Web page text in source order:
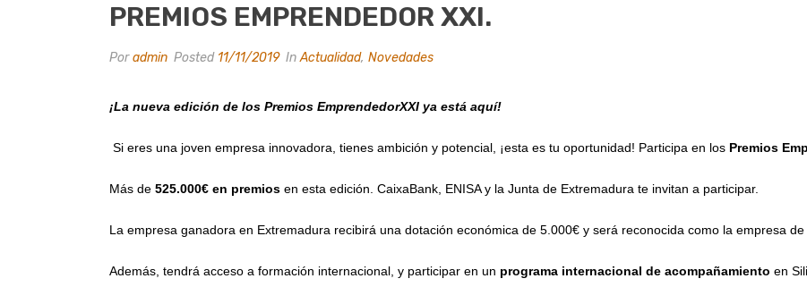
PREMIOS EMPRENDEDOR XXI.
Poradmin Posted 11/11/2019 InActualidad, Novedades
¡La nueva edición de los Premios EmprendedorXXI ya está aquí!
Si eres una joven empresa innovadora, tienes ambición y potencial, ¡esta es tu oportunidad! Participa en los Premios
Más de 525.000€ en premios en esta edición. CaixaBank, ENISA y la Junta de Extremadura te invitan a participar.
La empresa ganadora en Extremadura recibirá una dotación económica de 5.000€ y será reconocida como la empresa
Además, tendrá acceso a formación internacional, y participar en un programa internacional de acompañamiento en